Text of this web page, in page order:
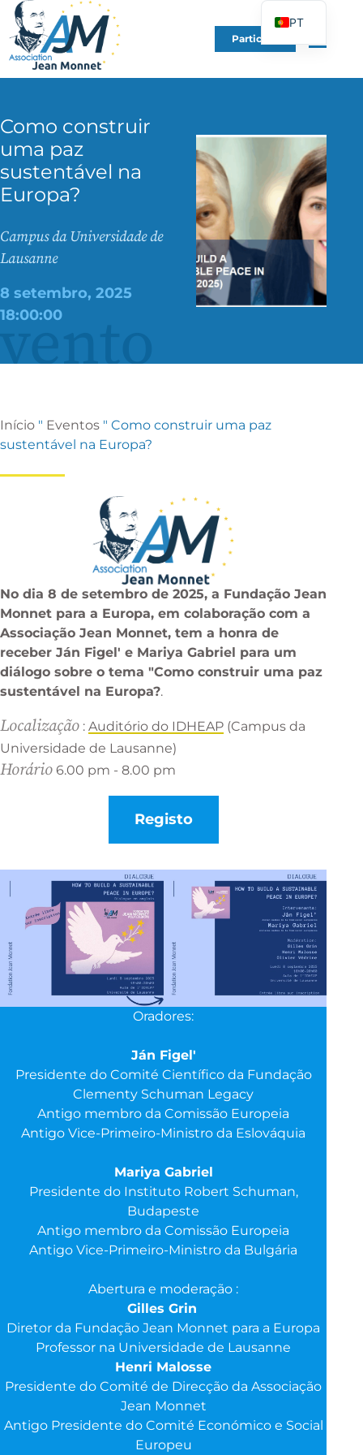
Participe
Como construir
uma paz
sustentável na
Europa?
Campus da Universidade de
Lausanne
8 setembro, 2025
18:00:00
Início " Eventos " Como construir uma paz
sustentável na Europa?
No dia 8 de setembro de 2025, a Fundação Jean
Monnet para a Europa, em colaboração com a
Associação Jean Monnet, tem a honra de
receber Ján Figel' e Mariya Gabriel para um
diálogo sobre o tema "Como construir uma paz
sustentável na Europa?.
Localização : Auditório do IDHEAP (Campus da
Universidade de Lausanne)
Horário 6.00 pm - 8.00 pm
Registo
Oradores:
Ján Figel'
Presidente do Comité Científico da Fundação
Clementy Schuman Legacy
Antigo membro da Comissão Europeia
Antigo Vice-Primeiro-Ministro da Eslováquia
Mariya Gabriel
Presidente do Instituto Robert Schuman,
Budapeste
Antigo membro da Comissão Europeia
Antigo Vice-Primeiro-Ministro da Bulgária
Abertura e moderação :
Gilles Grin
Diretor da Fundação Jean Monnet para a Europa
Professor na Universidade de Lausanne
Henri Malosse
Presidente do Comité de Direcção da Associação
Jean Monnet
Antigo Presidente do Comité Económico e Social
Europeu
PT
FR
EN
PL
UK